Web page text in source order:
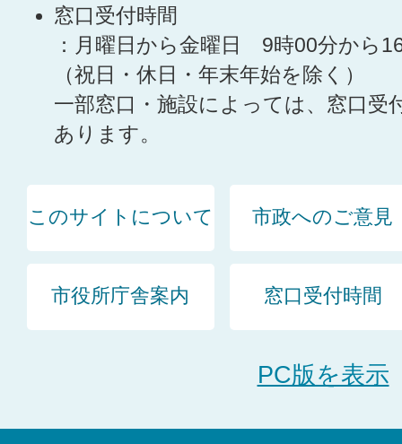
窓口受付時間
：月曜日から金曜日 9時00分から
（祝日・休日・年末年始を除く）
一部窓口・施設によっては、窓口受
あります。
このサイトについて 市政へのご意見
市役所庁舎案内 窓口受付時間
PC版を表示